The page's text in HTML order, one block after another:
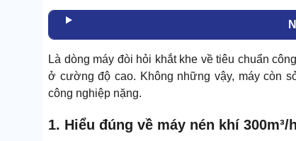
Là dòng máy đòi hỏi khắt khe về tiêu chuẩn
ở cường độ cao. Không những vậy, máy còn
công nghiệp nặng.
1. Hiểu đúng về máy nén khí 300m³/h